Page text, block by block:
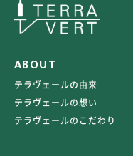
ABOUT
テラヴェールの由来
テラヴェールの想い
テラヴェールのこだわり